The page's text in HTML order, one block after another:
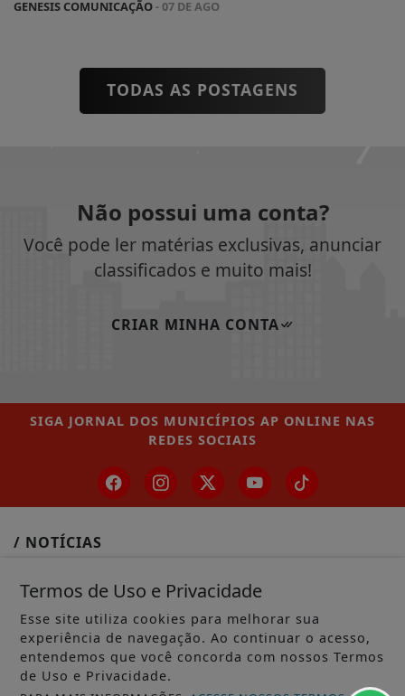
GENESIS COMUNICAÇÃO- 07 DE AGO
TODAS AS POSTAGENS
Não possui uma conta?
Você pode ler matérias exclusivas, anunciar
classificados e muito mais!
CRIAR MINHA CONTA
SIGA JORNAL DOS MUNICÍPIOS AP ONLINE NAS
REDES SOCIAIS
/ NOTÍCIAS
SANTANA
LARANJAL DO JARI
Termos de Uso e Privacidade
Esse site utiliza cookies para melhorar sua
experiência de navegação. Ao continuar o acesso,
entendemos que você concorda com nossos Termos
de Uso e Privacidade.